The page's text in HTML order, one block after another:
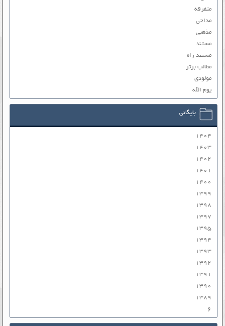
متفرقه
مداحی
مذهبی
مستند
مستند راه
مطالب برتر
مولودی
یوم الله
بایگانی
۱۴۰۴
۱۴۰۳
۱۴۰۲
۱۴۰۱
۱۴۰۰
۱۳۹۹
۱۳۹۸
۱۳۹۷
۱۳۹۵
۱۳۹۴
۱۳۹۳
۱۳۹۲
۱۳۹۱
۱۳۹۰
۱۳۸۹
۶